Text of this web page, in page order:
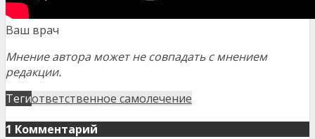
Ваш врач
Мнение автора может не совпадать с мнением
редакции.
Тегиответственное самолечение
1 Комментарий